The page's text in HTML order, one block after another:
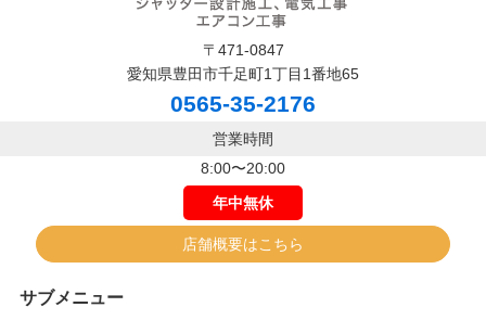
〒471-0847
愛知県豊田市千足町1丁目1番地65
0565-35-2176
営業時間
8:00〜20:00
年中無休
店舗概要はこちら
サブメニュー